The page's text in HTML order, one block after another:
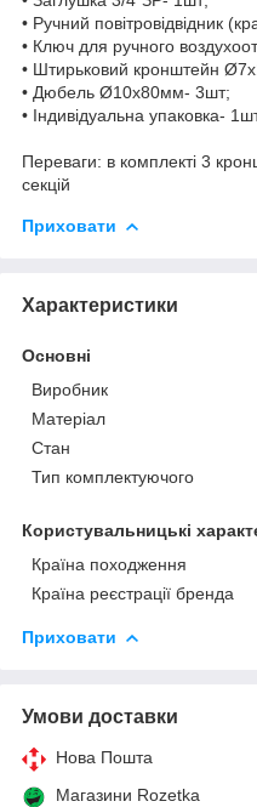
• Ручний повітровідвідник
• Ключ для ручного
• Штирьковий кронштейн
• Дюбель Ø10х80мм- 3шт;
• Індивідуальна упаковка-
Переваги: ​​в комплекті 3
секцій
Приховати
Характеристики
Основні
Виробник
Матеріал
Стан
Тип комплектуючого
Користувальницькі
Країна походження
Країна реєстрації бренда
Приховати
Умови доставки
Нова Пошта
Магазини Rozetka